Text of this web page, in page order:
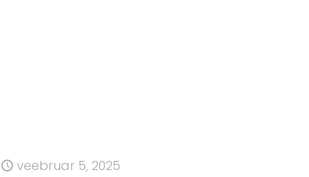
veebruar 5, 2025